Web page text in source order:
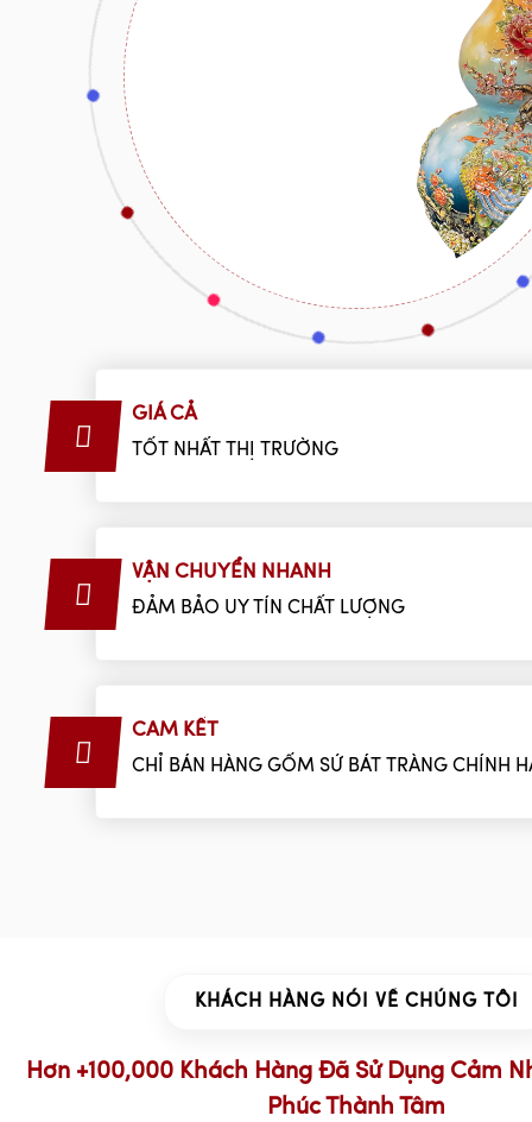
GIÁ CẢ
TỐT NHẤT THỊ TRƯỜNG
VẬN CHUYỂN NHANH
ĐẢM BẢO UY TÍN CHẤT LƯỢNG
CAM KẾT
CHỈ BÁN HÀNG GỐM SỨ BÁT TRÀNG CHÍNH
KHÁCH HÀNG NÓI VỀ CHÚNG TÔI
Hơn +100,000 Khách Hàng Đã Sử Dụng Cảm
Phúc Thành Tâm